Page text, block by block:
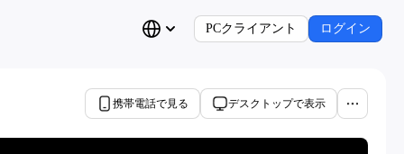
PCクライアント ログイン
携帯電話で見る デスクトップで表示